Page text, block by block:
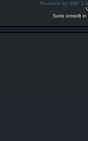
Powered by SMF
Seite erstellt